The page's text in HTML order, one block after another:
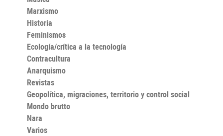
Marxismo
Historia
Feminismos
Ecología/crítica a la tecnología
Contracultura
Anarquismo
Revistas
Geopolítica, migraciones, territorio y control social
Mondo brutto
Nara
Varios